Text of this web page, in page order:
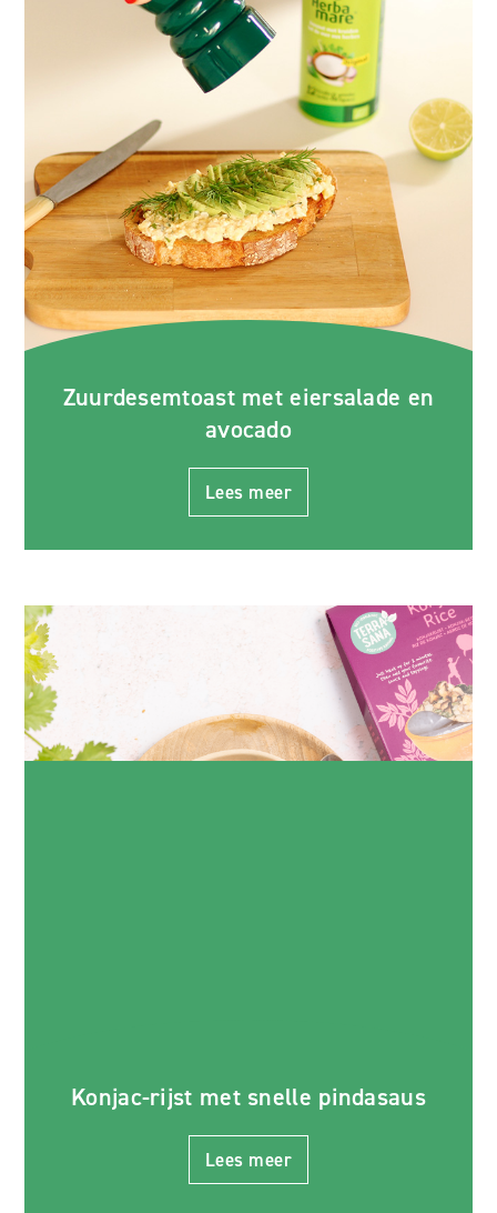
Zuurdesemtoast met eiersalade en
avocado
Lees meer
Konjac-rijst met snelle pindasaus
Lees meer